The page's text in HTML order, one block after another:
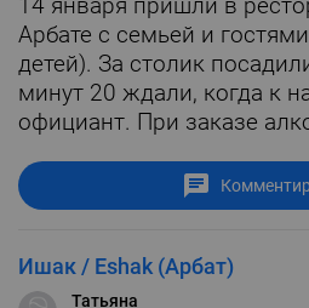
14 января пришли в
Арбате с семьей и
детей). За столик
минут 20 ждали, когда к
официант. При заказе
Ишак / Eshak (Арбат)
Татьяна